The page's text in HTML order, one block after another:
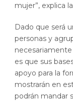
mujer”, explica
Dado que será
personas y
es que sus
apoyo para la
mostrarán en
podrán mandar